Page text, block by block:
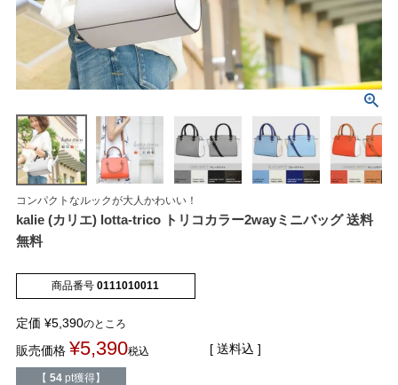
マイページメニュー
マイページ
お気に入り
アイテムカテゴリから選ぶ
パンプス ブーツ
コンパクトなルックが大人かわいい！
kalie (カリエ) lotta-trico トリコカラー2wayミニバッグ 送料
無料
商品番号 0111010011
定価 ¥5,390のところ
販売価格 ¥5,390税込 送料込
【 54 pt獲得】